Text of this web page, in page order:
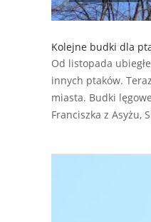
Kolejne budki dla
Od listopada
innych ptaków.
miasta. Budki
Franciszka z Asyżu,